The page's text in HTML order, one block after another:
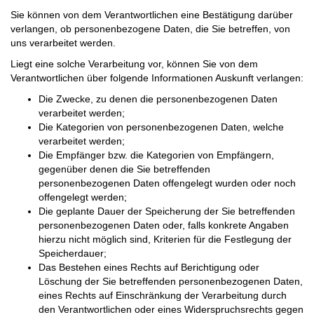
Sie können von dem Verantwortlichen eine Bestätigung darüber
verlangen, ob personenbezogene Daten, die Sie betreffen, von
uns verarbeitet werden.
Liegt eine solche Verarbeitung vor, können Sie von dem
Verantwortlichen über folgende Informationen Auskunft verlangen:
Die Zwecke, zu denen die personenbezogenen Daten
verarbeitet werden;
Die Kategorien von personenbezogenen Daten, welche
verarbeitet werden;
Die Empfänger bzw. die Kategorien von Empfängern,
gegenüber denen die Sie betreffenden
personenbezogenen Daten offengelegt wurden oder noch
offengelegt werden;
Die geplante Dauer der Speicherung der Sie betreffenden
personenbezogenen Daten oder, falls konkrete Angaben
hierzu nicht möglich sind, Kriterien für die Festlegung der
Speicherdauer;
Das Bestehen eines Rechts auf Berichtigung oder
Löschung der Sie betreffenden personenbezogenen Daten,
eines Rechts auf Einschränkung der Verarbeitung durch
den Verantwortlichen oder eines Widerspruchsrechts gegen